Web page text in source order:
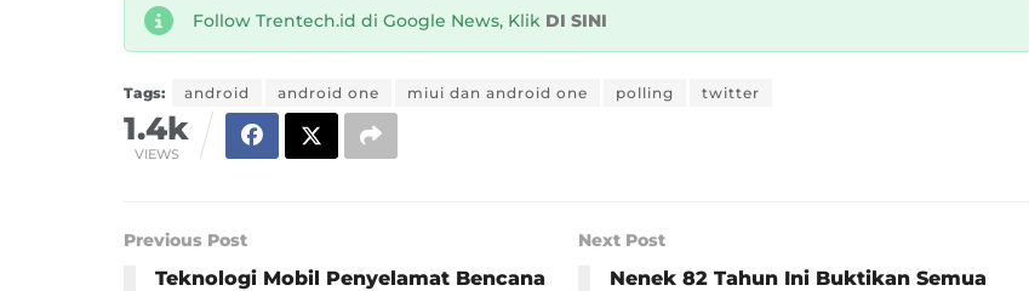
Follow Trentech.id di Google News, Klik DI SINI
Tags: android android one miui dan android one polling twitter
1.4k
VIEWS
Previous Post
Teknologi Mobil Penyelamat Bencana
Next Post
Nenek 82 Tahun Ini Buktikan Semua